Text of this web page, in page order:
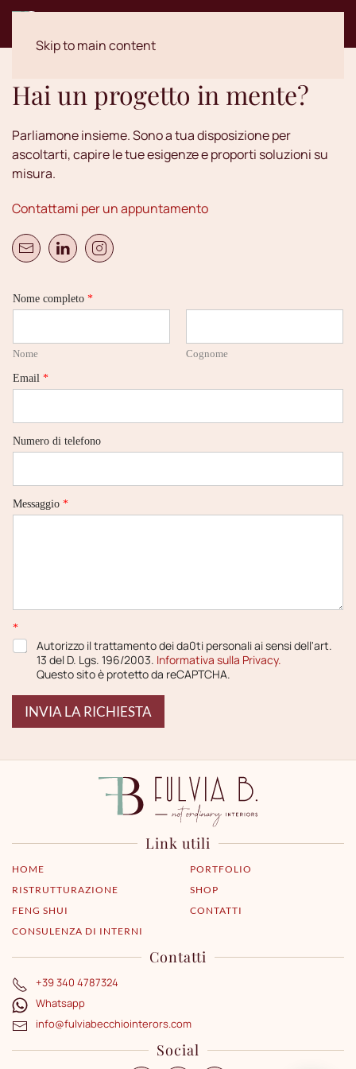
Skip to main content
Hai un progetto in mente?
Parliamone insieme. Sono a tua disposizione per
ascoltarti, capire le tue esigenze e proporti soluzioni su
misura.
Contattami per un appuntamento
N
o
M
e
s
s
i
o
u
e
Nome completo *
Nome Cognome
Email *
Numero di telefono
Messaggio *
*
Autorizzo il trattamento dei da0ti personali ai sensi dell'art.
13 del D. Lgs. 196/2003. Informativa sulla Privacy.
Questo sito è protetto da reCAPTCHA.
INVIA LA RICHIESTA
Link utili
HOME
RISTRUTTURAZIONE
FENG SHUI
CONSULENZA DI INTERNI
PORTFOLIO
SHOP
CONTATTI
Contatti
+39 340 4787324
Whatsapp
info@fulviabecchiointerors.com
Social